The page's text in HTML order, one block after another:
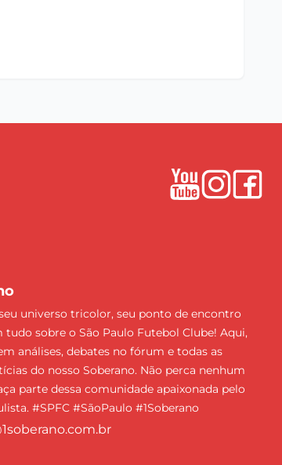
universo tricolor, seu ponto de encontro
sobre o São Paulo Futebol Clube! Aqui,
análises, debates no fórum e todas as
do nosso Soberano. Não perca nenhum
parte dessa comunidade apaixonada pelo
#SPFC #SãoPaulo #1Soberano